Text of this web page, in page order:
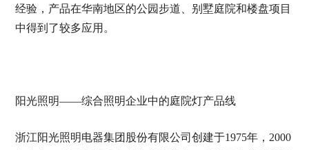
经验，产品在华南地区的公园步道、别墅庭院和楼盘项目
中得到了较多应用。
阳光照明——综合照明企业中的庭院灯产品线
浙江阳光照明电器集团股份有限公司创建于1975年，2000